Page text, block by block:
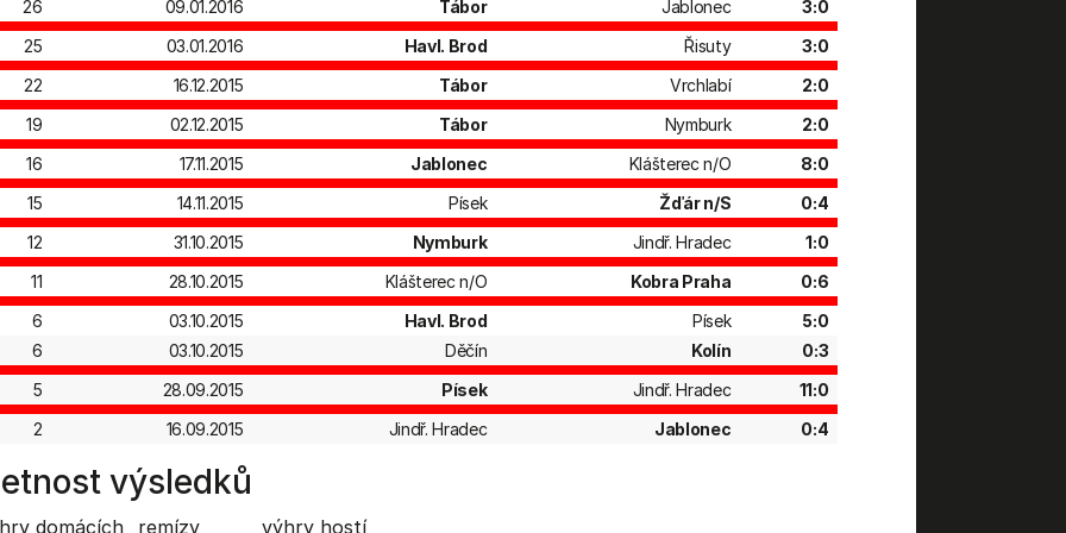
26 09.01.2016 Tábor Jablonec
3:0
25
03.01.2016 Havl. Brod Řisuty
3:0
22
16.12.2015 Tábor Vrchlabí
2:0
19
02.12.2015 Tábor Nymburk
2:0
16
17.11.2015 Jablonec Klášterec n/O
8:0
15
14.11.2015 Písek Žďár n/S
0:4
12
31.10.2015 Nymburk Jindř. Hradec
1:0
11
28.10.2015 Klášterec n/O Kobra Praha
0:6
6
03.10.2015 Havl. Brod Písek
5:0
6
03.10.2015 Děčín Kolín
0:3
5
28.09.2015 Písek Jindř. Hradec
11:0
2
16.09.2015 Jindř. Hradec Jablonec 0:4
výsledků
domácích remízy výhry hostí